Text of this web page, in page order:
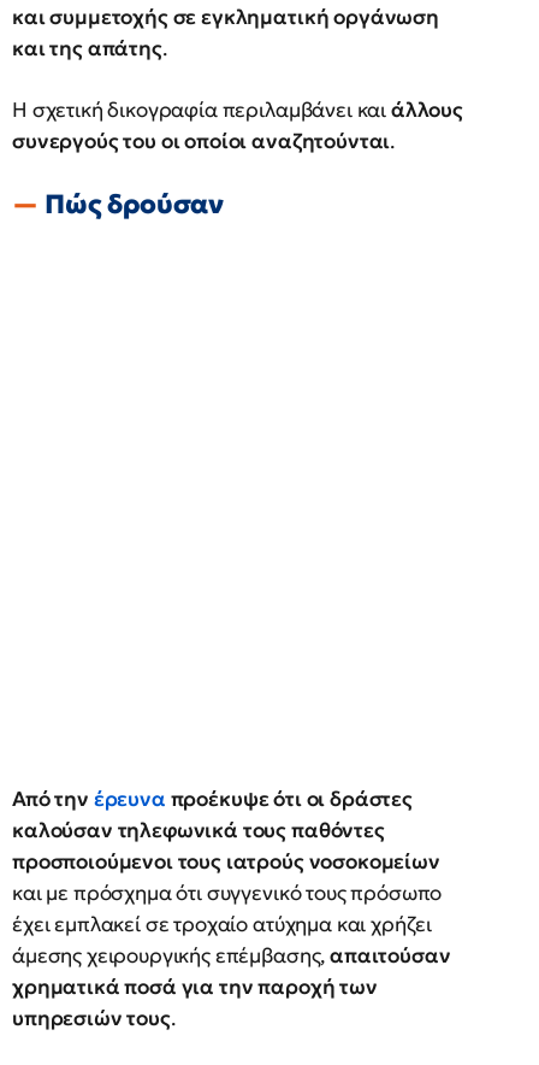
και συμμετοχής σε εγκληματική οργάνωση
και της απάτης.
Η σχετική δικογραφία περιλαμβάνει καιάλλους
συνεργούς του οι οποίοι αναζητούνται.
Πώς δρούσαν
Από την έρευνα προέκυψε ότι οι δράστες
καλούσαν τηλεφωνικά τους παθόντες
προσποιούμενοι τους ιατρούς νοσοκομείων
και με πρόσχημα ότι συγγενικό τους πρόσωπο
έχει εμπλακεί σε τροχαίο ατύχημα και χρήζει
άμεσης χειρουργικής επέμβασης,απαιτούσαν
χρηματικά ποσά για την παροχή των
υπηρεσιών τους.